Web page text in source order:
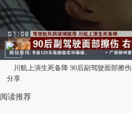
川航上演生死备降 90后副驾驶面部擦伤
分享
阅读推荐